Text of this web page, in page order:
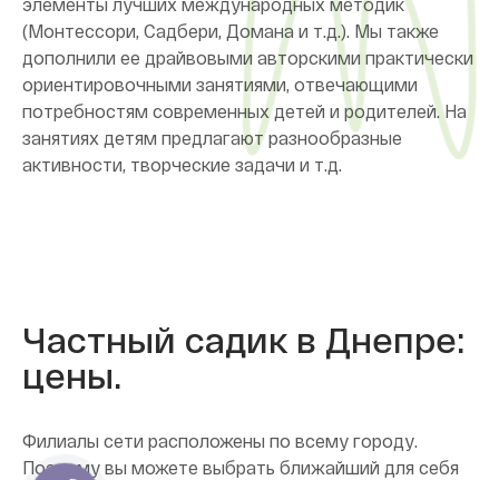
элементы лучших международных методик
(Монтессори, Садбери, Домана и т.д.). Мы также
дополнили ее драйвовыми авторскими практически
ориентировочными занятиями, отвечающими
потребностям современных детей и родителей. На
занятиях детям предлагают разнообразные
активности, творческие задачи и т.д.
Частный садик в Днепре:
цены.
Филиалы сети расположены по всему городу.
Поэтому вы можете выбрать ближайший для себя